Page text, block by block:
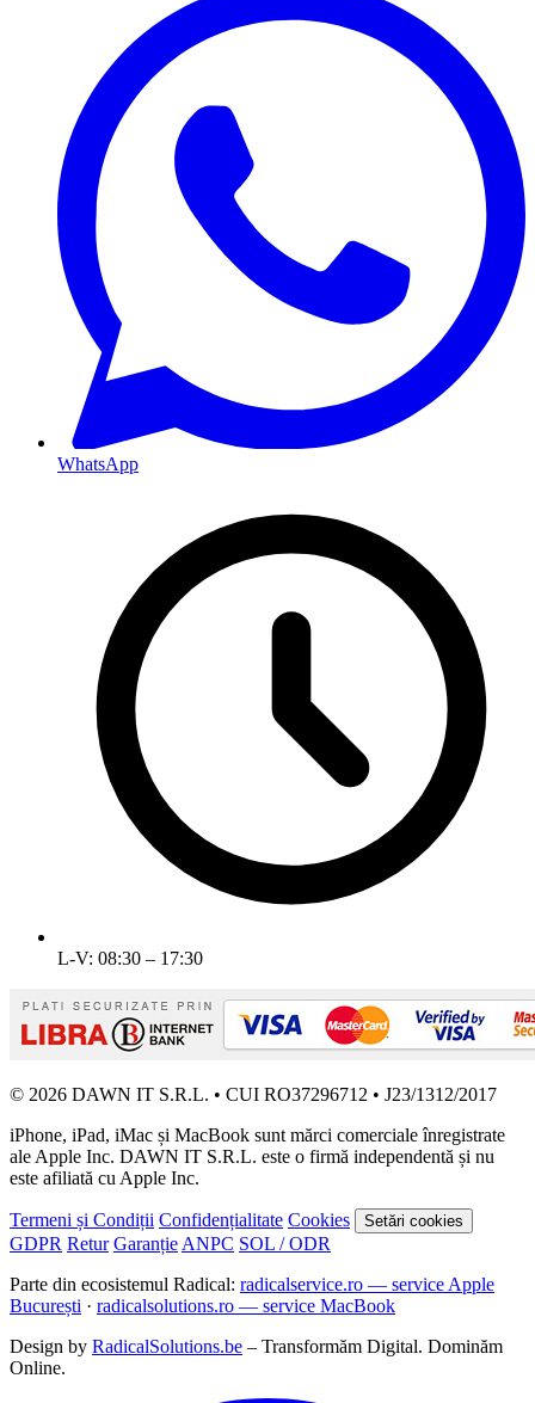
WhatsApp
L-V: 08:30 – 17:30
© 2026 DAWN IT S.R.L. • CUI RO37296712 • J23/1312/2017
iPhone, iPad, iMac și MacBook sunt mărci comerciale înregistrate
ale Apple Inc. DAWN IT S.R.L. este o firmă independentă și nu
este afiliată cu Apple Inc.
Termeni și Condiții Confidențialitate Cookies Setări cookies
GDPR Retur Garanție ANPC SOL / ODR
Parte din ecosistemul Radical: radicalservice.ro — service Apple
București · radicalsolutions.ro — service MacBook
Design by RadicalSolutions.be – Transformăm Digital. Dominăm
Online.